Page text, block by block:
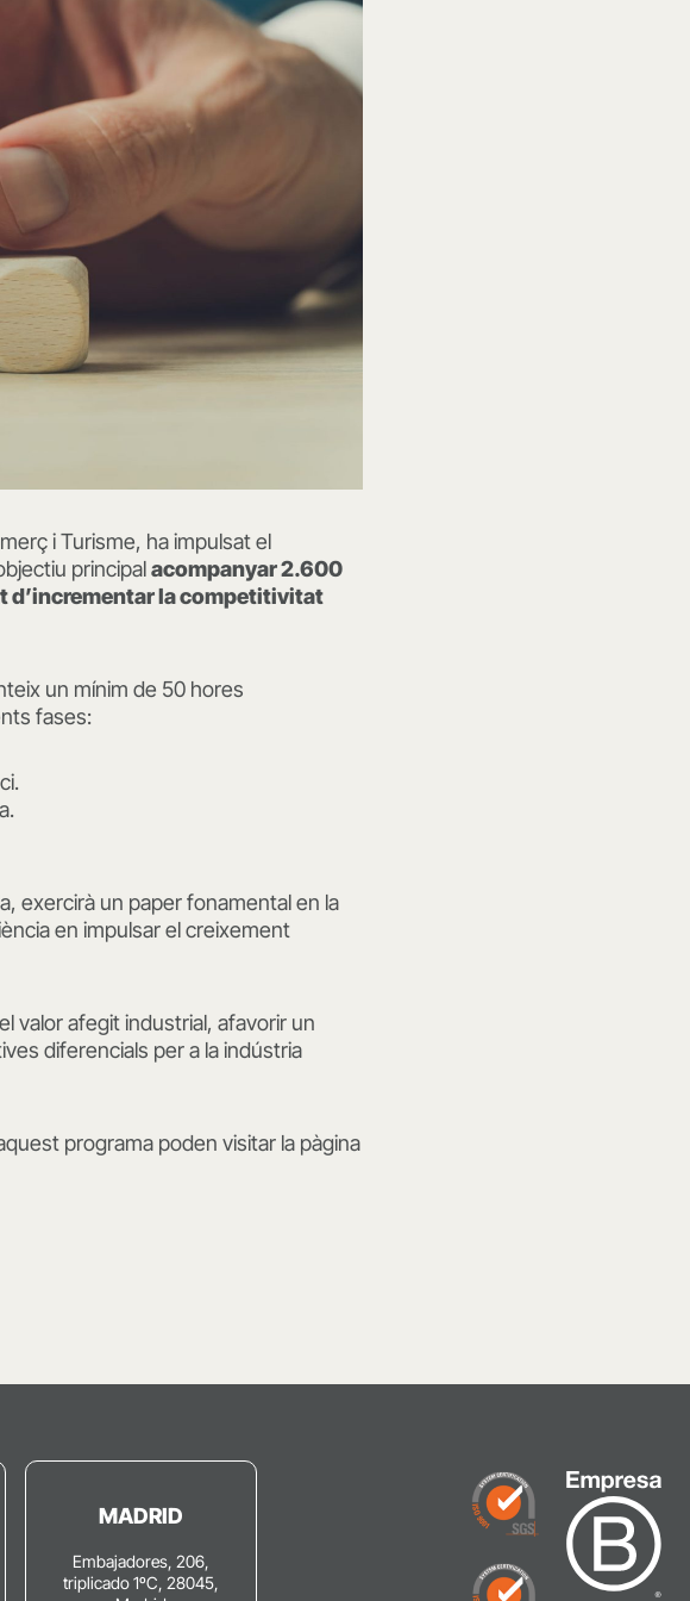
i Turisme, ha impulsat el
principalacompanyar 2.600
d’incrementar la competitivitat
un mínim de 50 hores
fases:
exercirà un paper fonamental en la
en impulsar el creixement
valor afegit industrial, afavorir un
diferencials per a la indústria
programa poden visitar la pàgina
MADRID
Embajadores, 206,
triplicado 1ºC, 28045,